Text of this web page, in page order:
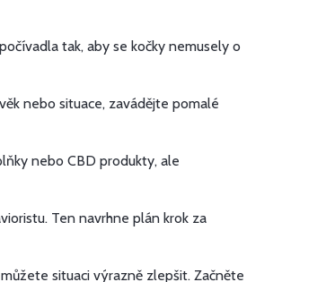
tak, aby se kočky nemusely o
nebo situace, zavádějte pomalé
nebo CBD produkty, ale
Ten navrhne plán krok za
situaci výrazně zlepšit. Začněte